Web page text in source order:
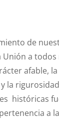
de
Unión a
afable,
la
históricas
a